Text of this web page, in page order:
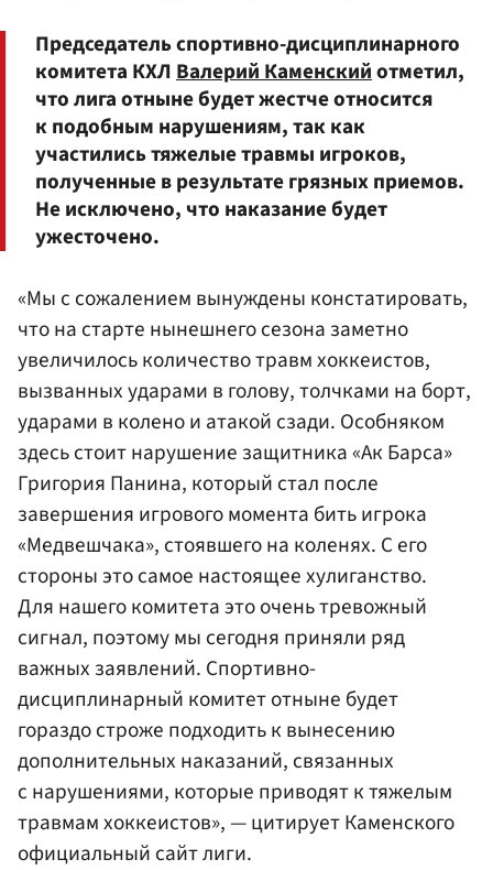
Председатель спортивно-дисциплинарного
комитета КХЛВалерий Каменскийотметил,
что лига отныне будет жестче относится
к подобным нарушениям, так как
участились тяжелые травмы игроков,
полученные в результате грязных приемов.
Не исключено, что наказание будет
ужесточено.
«Мы с сожалением вынуждены констатировать,
что на старте нынешнего сезона заметно
увеличилось количество травм хоккеистов,
вызванных ударами в голову, толчками на борт,
ударами в колено и атакой сзади. Особняком
здесь стоит нарушение защитника «Ак Барса»
Григория Панина, который стал после
завершения игрового момента бить игрока
«Медвешчака», стоявшего на коленях. С его
стороны это самое настоящее хулиганство.
Для нашего комитета это очень тревожный
сигнал, поэтому мы сегодня приняли ряд
важных заявлений. Спортивно-
дисциплинарный комитет отныне будет
гораздо строже подходить к вынесению
дополнительных наказаний, связанных
с нарушениями, которые приводят к тяжелым
травмам хоккеистов», — цитирует Каменского
официальный сайт лиги.